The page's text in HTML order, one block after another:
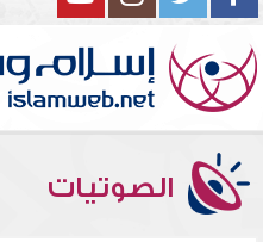
الصوتيات